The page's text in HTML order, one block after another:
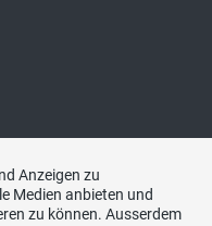
Anzeigen zu
Medien anbieten und
zu können. Ausserdem